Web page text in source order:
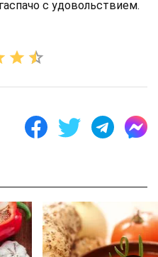
с удовольствием.